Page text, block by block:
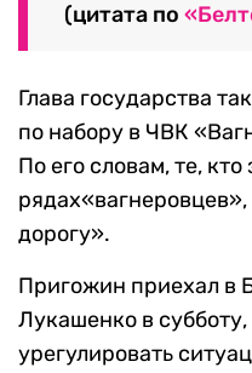
(цитата по
Глава государства
по набору в ЧВК
По его словам, те,
дорогу».
Пригожин приехал в
Лукашенко в
урегулировать